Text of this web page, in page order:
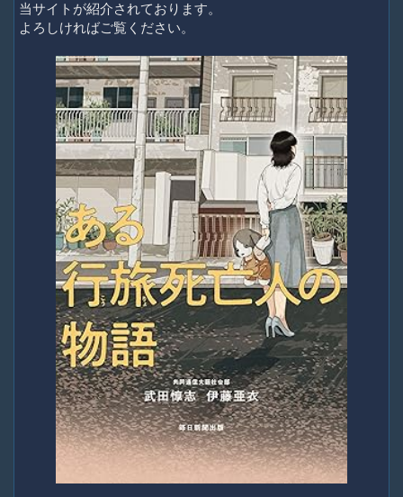
当サイトが紹介されております。
よろしければご覧ください。